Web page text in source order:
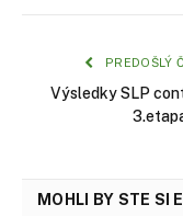
PREDOŠLÝ
Výsledky SLP
MOHLI BY STE SI